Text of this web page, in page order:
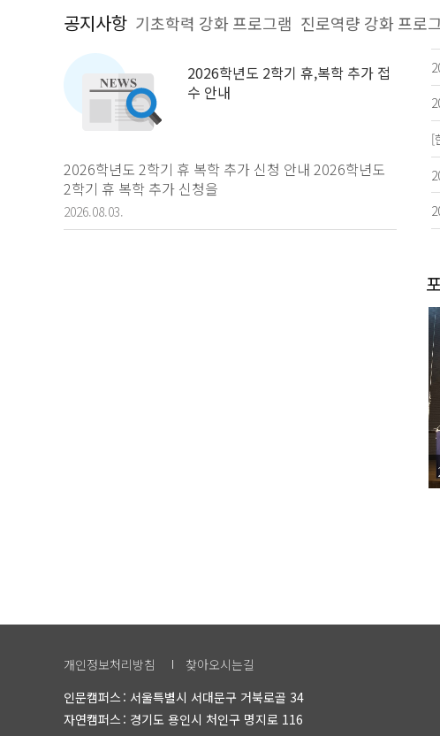
2026학년도 2학기 휴,복학 추가 접
수 안내
2026학년도 2학기 휴 복학 추가 신청 안내 2026학년도
2학기 휴 복학 추가 신청을
2026.08.03.
[
개인정보처리방침
찾아오시는길
인문캠퍼스 서울특별시 서대문구 거북로골 34
자연캠퍼스 경기도 용인시 처인구 명지로 116